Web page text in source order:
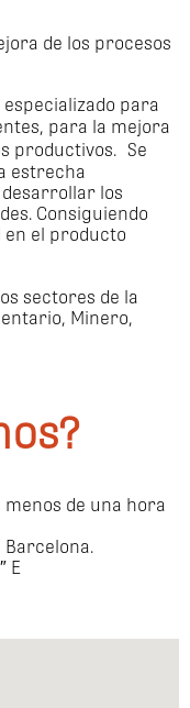
de los procesos
para
para la mejora
productivos. Se
estrecha
los
Consiguiendo
en el producto
sectores de la
Minero,
de una hora
Barcelona.
E